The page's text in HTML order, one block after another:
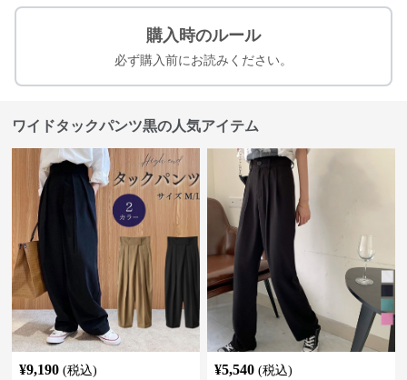
購入時のルール
必ず購入前にお読みください。
ワイドタックパンツ黒の人気アイテム
¥9,190 (税込)
¥5,540 (税込)